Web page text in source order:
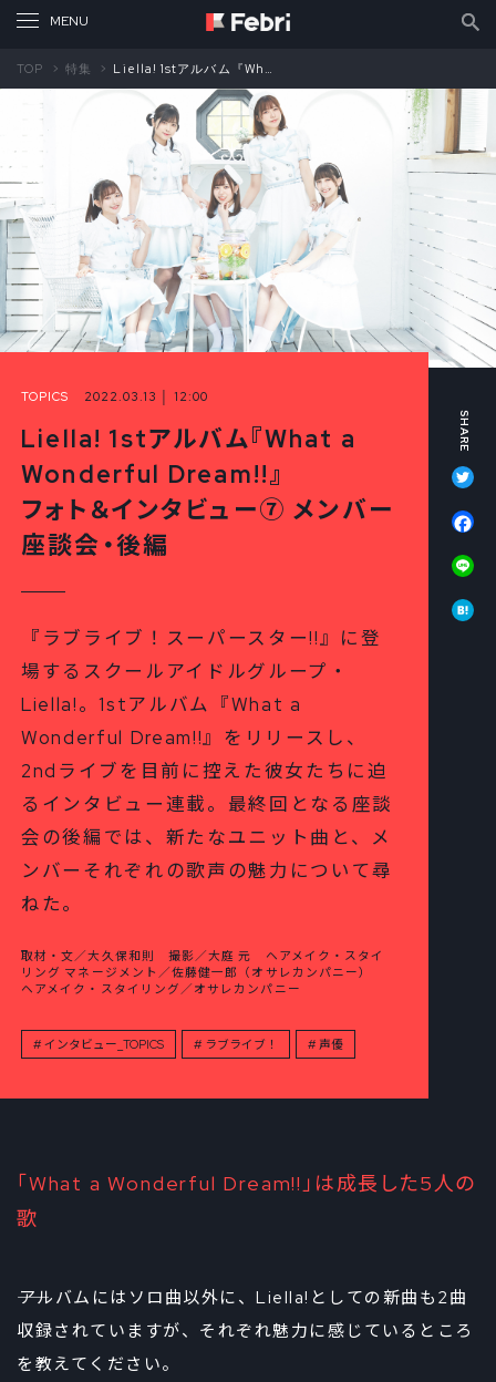
TOP 特集 Liella! 1stアルバム『What a Wonderful Dream!!』フォト＆インタビュー⑦ メンバー座談会・後編
TOPICS 2022.03.13 │ 12:00
Liella! 1stアルバム『What a
Wonderful Dream!!』
フォト＆インタビュー⑦ メンバー
座談会・後編
『ラブライブ！スーパースター!!』に登
場するスクールアイドルグループ・
Liella!。1stアルバム『What a
Wonderful Dream!!』をリリースし、
2ndライブを目前に控えた彼女たちに迫
るインタビュー連載。最終回となる座談
会の後編では、新たなユニット曲と、メ
ンバーそれぞれの歌声の魅力について尋
ねた。
取材・文／大久保和則 撮影／大庭 元 ヘアメイク・スタイ
リング マネージメント／佐藤健一郎（オサレカンパニー）
ヘアメイク・スタイリング／オサレカンパニー
インタビュー_TOPICS ラブライブ！ 声優
「What a Wonderful Dream!!」は成長した5人の
歌
――アルバムにはソロ曲以外に、Liella!としての新曲も2曲
収録されていますが、それぞれ魅力に感じているところ
を教えてください。